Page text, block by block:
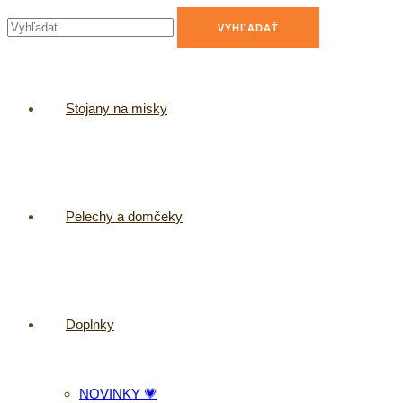
Stojany na misky
Pelechy a domčeky
Doplnky
NOVINKY 💗